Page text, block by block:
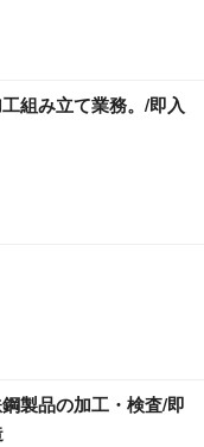
組み立て業務。/即入
製品の加工・検査/即